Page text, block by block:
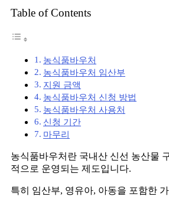
Table of Contents
농식품바우처
농식품바우처 임산부
지원 금액
농식품바우처 신청 방법
농식품바우처 사용처
신청 기간
마무리
농식품바우처란 국내산 신선 농산물
적으로 운영되는 제도입니다.
특히 임산부, 영유아, 아동을 포함한